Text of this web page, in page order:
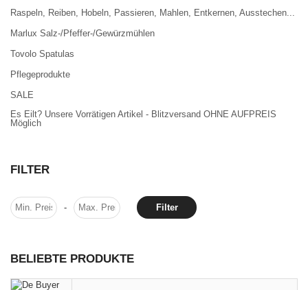
Raspeln, Reiben, Hobeln, Passieren, Mahlen, Entkernen, Ausstechen...
Marlux Salz-/Pfeffer-/Gewürzmühlen
Tovolo Spatulas
Pflegeprodukte
SALE
Es Eilt? Unsere Vorrätigen Artikel - Blitzversand OHNE AUFPREIS
Möglich
FILTER
- Filter
BELIEBTE PRODUKTE